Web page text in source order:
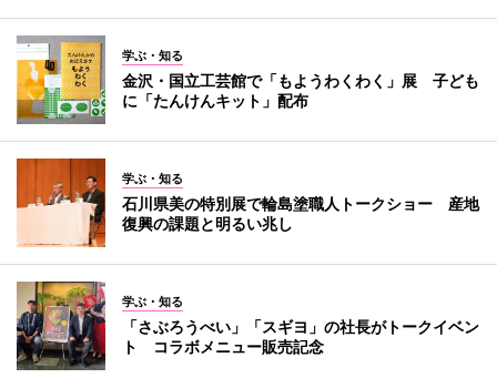
学ぶ・知る
金沢・国立工芸館で「もようわくわく」展 子ども
に「たんけんキット」配布
学ぶ・知る
石川県美の特別展で輪島塗職人トークショー 産地
復興の課題と明るい兆し
学ぶ・知る
「さぶろうべい」「スギヨ」の社長がトークイベン
ト コラボメニュー販売記念